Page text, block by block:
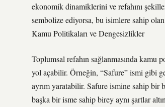
ekonomik dinamiklerini ve refahını
sembolize ediyorsa, bu isimlere sahip
Kamu Politikaları ve Dengesizlikler
Toplumsal refahın sağlanmasında
yol açabilir. Örneğin, “Safure” ismi gibi
ayrım yaratabilir. Safure ismine sahip bir
başka bir isme sahip birey aynı şartlar